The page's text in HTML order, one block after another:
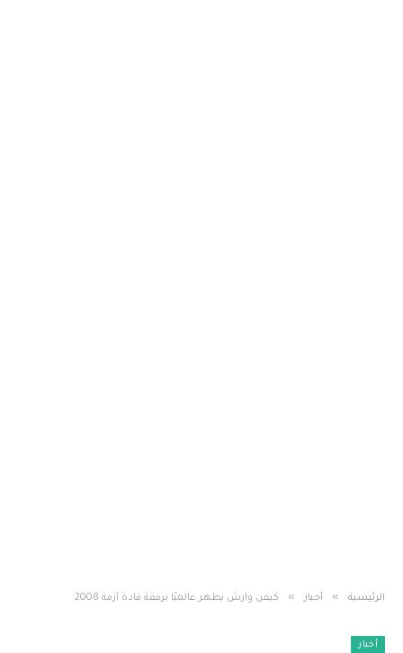
الرئيسية » أخبار » كيفن وارش يظهر عالميًا برفقة قادة أزمة 2008
أخبار